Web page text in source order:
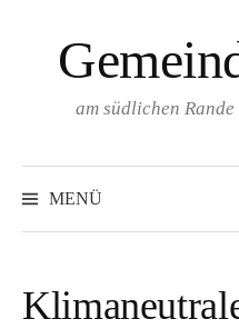
Inhalt
am südlichen
MENÜ